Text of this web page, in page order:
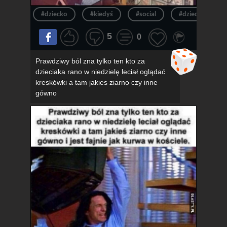
#dziecko #kiedyś #social #dzieciak
5 0
Prawdziwy ból zna tylko ten kto za
dzieciaka rano w niedzielę leciał oglądać
kreskówki a tam jakies ziarno czy inne
gówno